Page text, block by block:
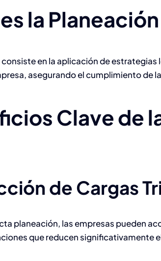
la
en la aplicación de estrategias
asegurando el cumplimiento de
Clave de
de Cargas
planeación, las empresas pueden
que reducen significativamente